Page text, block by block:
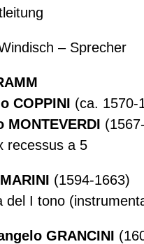
– Sprecher
COPPINI (ca. 1570-
MONTEVERDI
recessus a 5
(1594-1663)
del I tono
GRANCINI